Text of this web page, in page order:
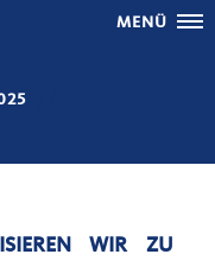
MENÜ
WIR ZU